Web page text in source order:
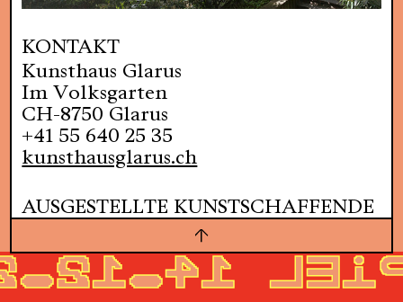
KONTAKT
Kunsthaus Glarus
Im Volksgarten
CH-8750 Glarus
+41 55 640 25 35
kunsthausglarus.ch
AUSGESTELLTE KUNSTSCHAFFENDE
Bennett Smith
Barandun
,Christoph & Markus
Getzner
,Drago Persic
Francisco
Sierra
,Gregory Tara Hari ,Helmut